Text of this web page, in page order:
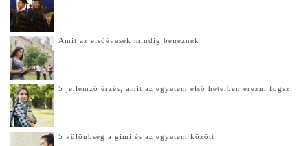
Amit az elsőévesek mindig benéznek
5 jellemző érzés, amit az egyetem első heteiben érezni fogsz
5 különbség a gimi és az egyetem között